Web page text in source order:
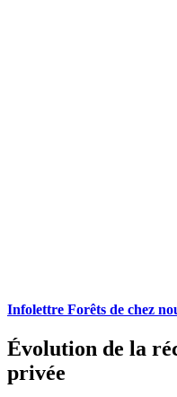
Infolettre Forêts de chez
Évolution de la
privée